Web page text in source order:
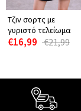
Τζιν σορτς με
γυριστό τελείωμα
€16,99 €21,99